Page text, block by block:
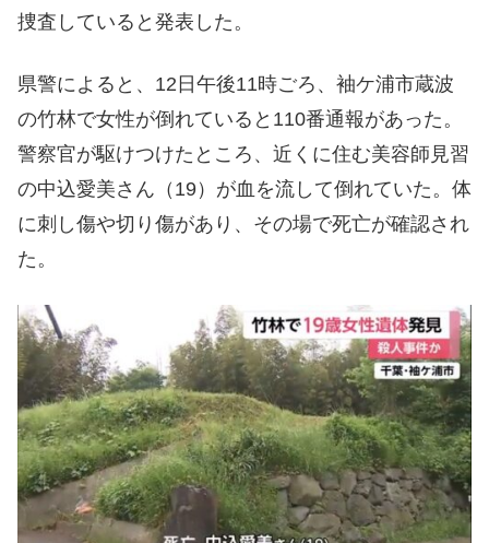
捜査していると発表した。
県警によると、12日午後11時ごろ、袖ケ浦市蔵波
の竹林で女性が倒れていると110番通報があった。
警察官が駆けつけたところ、近くに住む美容師見習
の中込愛美さん（19）が血を流して倒れていた。体
に刺し傷や切り傷があり、その場で死亡が確認され
た。